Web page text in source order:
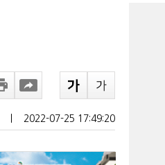
2022-07-25 17:49:20